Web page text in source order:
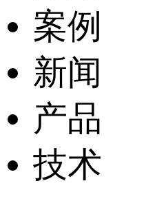
案例
新闻
产品
技术